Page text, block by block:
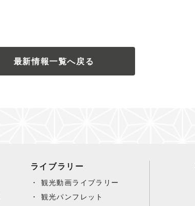
最新情報一覧へ戻る
ライブラリー
観光動画ライブラリー
観光パンフレット